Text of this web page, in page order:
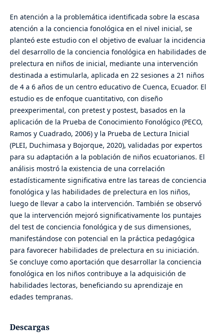
En atención a la problemática identificada sobre la escasa
atención a la conciencia fonológica en el nivel inicial, se
planteó este estudio con el objetivo de evaluar la incidencia
del desarrollo de la conciencia fonológica en habilidades de
prelectura en niños de inicial, mediante una intervención
destinada a estimularla, aplicada en 22 sesiones a 21 niños
de 4 a 6 años de un centro educativo de Cuenca, Ecuador. El
estudio es de enfoque cuantitativo, con diseño
preexperimental, con pretest y postest, basados en la
aplicación de la Prueba de Conocimiento Fonológico (PECO,
Ramos y Cuadrado, 2006) y la Prueba de Lectura Inicial
(PLEI, Duchimasa y Bojorque, 2020), validadas por expertos
para su adaptación a la población de niños ecuatorianos. El
análisis mostró la existencia de una correlación
estadísticamente significativa entre las tareas de conciencia
fonológica y las habilidades de prelectura en los niños,
luego de llevar a cabo la intervención. También se observó
que la intervención mejoró significativamente los puntajes
del test de conciencia fonológica y de sus dimensiones,
manifestándose con potencial en la práctica pedagógica
para favorecer habilidades de prelectura en su iniciación.
Se concluye como aportación que desarrollar la conciencia
fonológica en los niños contribuye a la adquisición de
habilidades lectoras, beneficiando su aprendizaje en
edades tempranas.
Descargas